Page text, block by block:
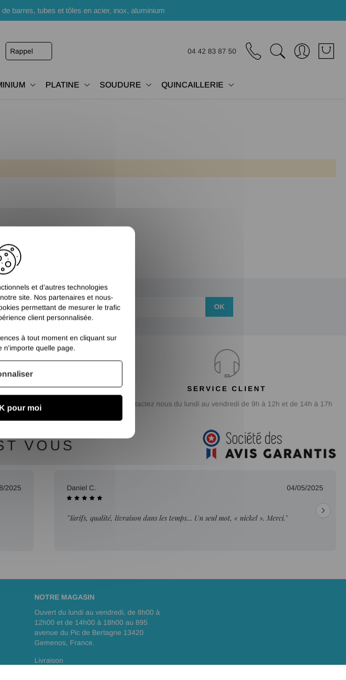
barres, tubes et tôles en acier, inox, aluminium
Rappel 04 42 83 87 50
PLATINE SOUDURE QUINCAILLERIE
nos bons plans OK
AU CHOIX
au choix et retrait dépôt
SERVICE CLIENT
Contactez nous du lundi au vendredi de 9h à 12h et de 14h à 17h
VOUS
2025 Daniel C. 04/05/2025
"Tarifs, qualité, livraison dans les temps… Un seul mot, « nickel ». Merci."
NOTRE MAGASIN
Ouvert du lundi au vendredi, de 8h00 à
12h00 et de 14h00 à 18h00 au 895
avenue du Pic de Bertagne 13420
Gemenos, France.
Livraison
et d’autres technologies
site. Nos partenaires et nous-
permettant de mesurer le trafic
client personnalisée.
à tout moment en cliquant sur
n'importe quelle page.
pour moi